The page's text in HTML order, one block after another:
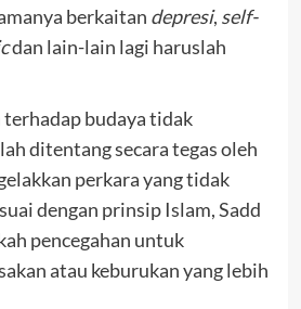
berkaitan depresi, self-
dan lain-lain lagi haruslah
terhadap budaya tidak
ditentang secara tegas oleh
perkara yang tidak
dengan prinsip Islam, Sadd
pencegahan untuk
atau keburukan yang lebih